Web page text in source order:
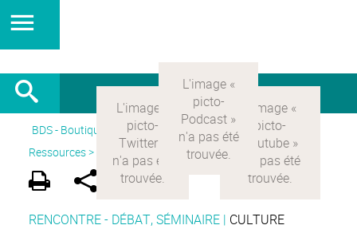
BDS - Boutique des sciences Version Française>
Ressources >
Vidéos&podcasts
RENCONTRE - DÉBAT, SÉMINAIRE | CULTURE